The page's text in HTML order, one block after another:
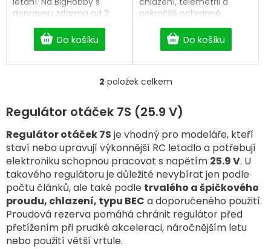
Do košíku
dopravou zdarma od 2
Do košíku
pokročilé ochranné
výkon a spolehlivost.
O
l
á
d
a
c
í
p
r
v
k
y
v
2 položek celkem
Regulátor otáček 7S (25.9 V)
Regulátor otáček 7S je vhodný pro modeláře, kteří
staví nebo upravují výkonnější RC letadlo a potřebují
elektroniku schopnou pracovat s napětím 25.9 V. U
takového regulátoru je důležité nevybírat jen podle
počtu článků, ale také podle trvalého a špičkového
proudu, chlazení, typu BEC a doporučeného použití.
Proudová rezerva pomáhá chránit regulátor před
přetížením při prudké akceleraci, náročnějším letu
nebo použití větší vrtule.